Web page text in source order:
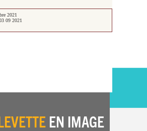
2021
09 2021
EN IMAGE